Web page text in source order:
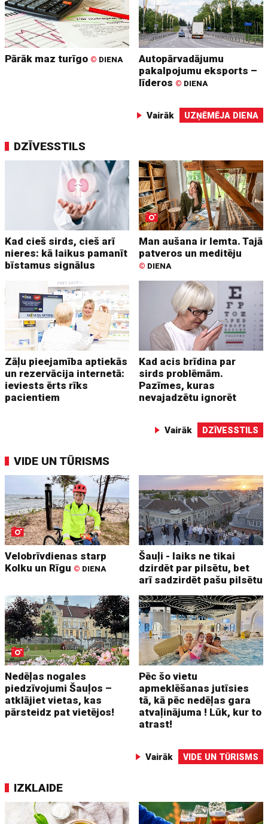
Pārāk maz turīgo © DIENA
Autopārvadājumu
pakalpojumu eksports –
līderos © DIENA
Vairāk UZŅĒMĒJA DIENA
DZĪVESSTILS
Kad cieš sirds, cieš arī
nieres: kā laikus pamanīt
bīstamus signālus
Man aušana ir lemta. Tajā
patveros un meditēju
© DIENA
Zāļu pieejamība aptiekās
un rezervācija internetā:
ieviests ērts rīks
pacientiem
Kad acis brīdina par
sirds problēmām.
Pazīmes, kuras
nevajadzētu ignorēt
Vairāk DZĪVESSTILS
VIDE UN TŪRISMS
Velobrīvdienas starp
Kolku un Rīgu © DIENA
Šauļi - laiks ne tikai
dzirdēt par pilsētu, bet
arī sadzirdēt pašu pilsētu
Nedēļas nogales
piedzīvojumi Šauļos –
atklājiet vietas, kas
pārsteidz pat vietējos!
Pēc šo vietu
apmeklēšanas jutīsies
tā, kā pēc nedēļas gara
atvaļinājuma ! Lūk, kur to
atrast!
Vairāk VIDE UN TŪRISMS
IZKLAIDE